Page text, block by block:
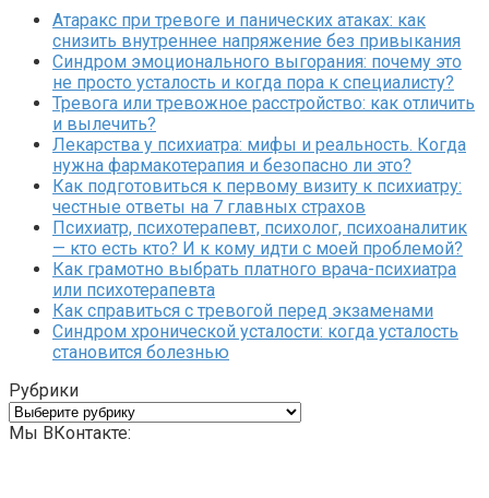
Атаракс при тревоге и панических атаках: как
снизить внутреннее напряжение без привыкания
Синдром эмоционального выгорания: почему это
не просто усталость и когда пора к специалисту?
Тревога или тревожное расстройство: как отличить
и вылечить?
Лекарства у психиатра: мифы и реальность. Когда
нужна фармакотерапия и безопасно ли это?
Как подготовиться к первому визиту к психиатру:
честные ответы на 7 главных страхов
Психиатр, психотерапевт, психолог, психоаналитик
— кто есть кто? И к кому идти с моей проблемой?
Как грамотно выбрать платного врача-психиатра
или психотерапевта
Как справиться с тревогой перед экзаменами
Синдром хронической усталости: когда усталость
становится болезнью
Рубрики
Рубрики
Мы ВКонтакте: